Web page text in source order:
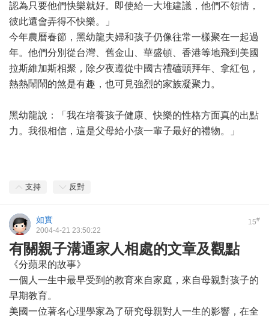
認為只要他們快樂就好。即使給一大堆建議，他們不領情，
彼此還會弄得不快樂。」
今年農曆春節，黑幼龍夫婦和孩子仍像往常一樣聚在一起過
年。他們分別從台灣、舊金山、華盛頓、香港等地飛到美國
拉斯維加斯相聚，除夕夜遵從中國古禮磕頭拜年、拿紅包，
熱熱鬧鬧的煞是有趣，也可見強烈的家族凝聚力。
黑幼龍說：「我在培養孩子健康、快樂的性格方面真的出點
力。我很相信，這是父母給小孩一輩子最好的禮物。」
支持 反對
15#
如實
2004-4-21 23:50:22
有關親子溝通家人相處的文章及觀點
《分蘋果的故事》
一個人一生中最早受到的教育來自家庭，來自母親對孩子的
早期教育。
美國一位著名心理學家為了研究母親對人一生的影響，在全